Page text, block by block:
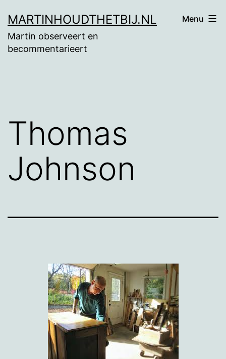
naar
de
MARTINHOUDTHETBIJ.NL
Martin observeert en
becommentarieert
Menu
Thomas
Johnson